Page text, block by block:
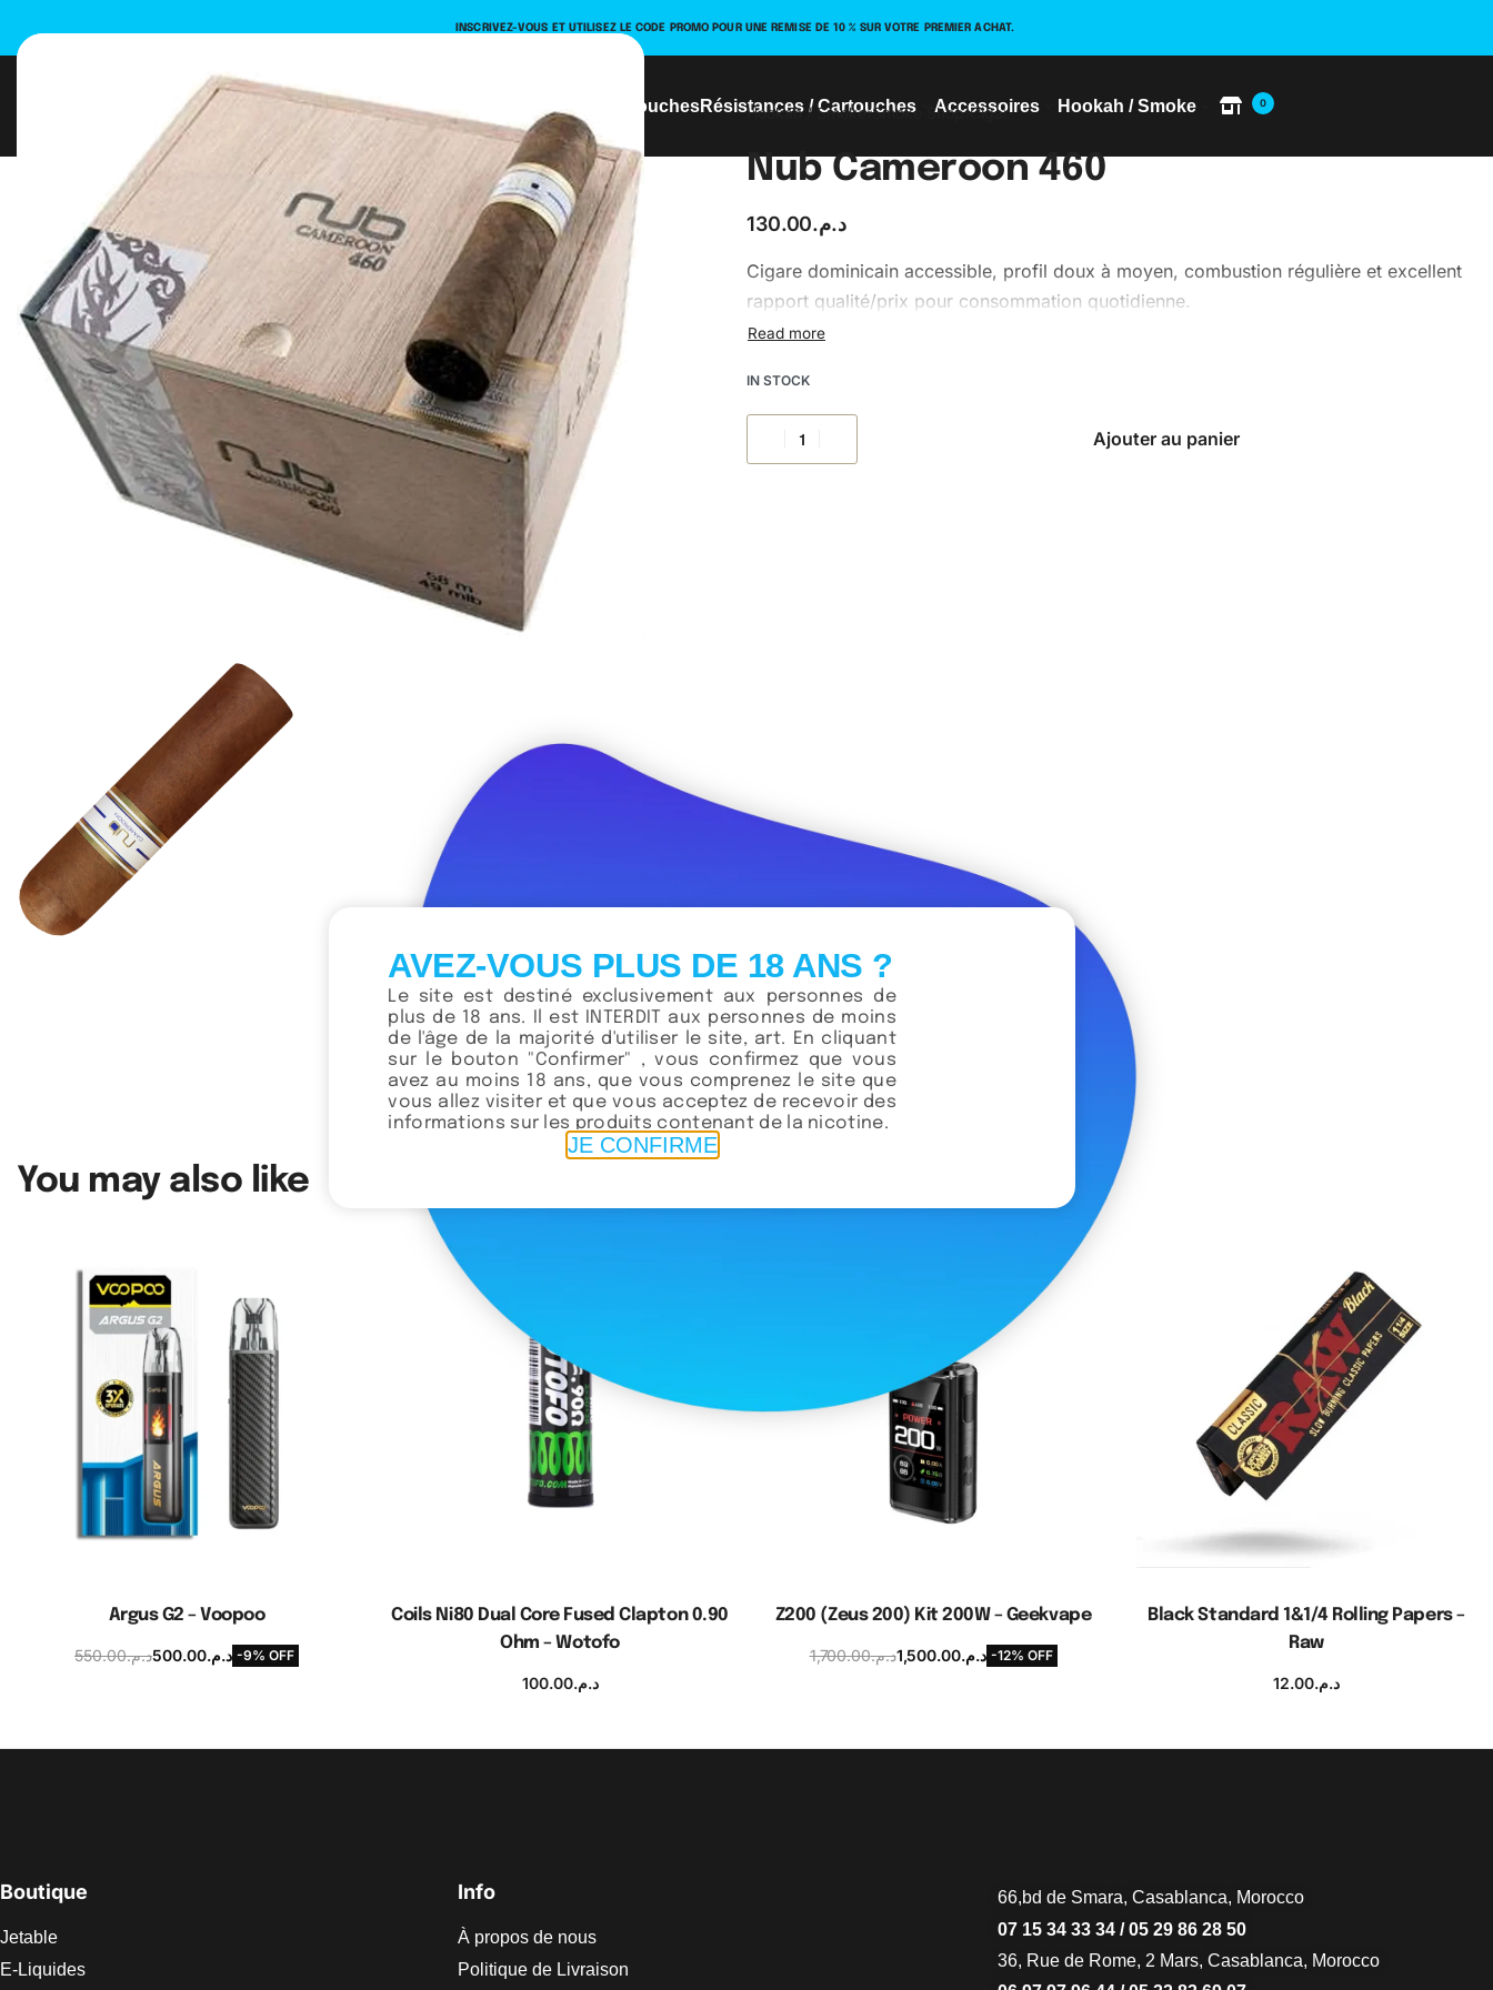
INSCRIVEZ-VOUS ET UTILISEZ LE CODE PROMO POUR UNE REMISE DE 10 % SUR VOTRE PREMIER ACHAT.
Jetable E-Liquides Nicotine PouchesRésistances / Cartouches Accessoires Hookah / Smoke 0
Hookah / Smoke›Smoke Shop›Cigar
Nub Cameroon 460
د.م.130.00
Cigare dominicain accessible, profil doux à moyen, combustion régulière et excellent
rapport qualité/prix pour consommation quotidienne.
IN STOCK
Ajouter au panier
You may also like
Argus G2 – Voopoo
د.م.550.00 د.م.500.00 -9% OFF
Coils Ni80 Dual Core Fused Clapton 0.90
Ohm – Wotofo
د.م.100.00
Z200 (Zeus 200) Kit 200W – Geekvape
د.م.1,700.00 د.م.1,500.00 -12% OFF
Black Standard 1&1/4 Rolling Papers –
Raw
د.م.12.00
Boutique
Jetable
E-Liquides
Info
À propos de nous
Politique de Livraison
66,bd de Smara, Casablanca, Morocco
07 15 34 33 34 / 05 29 86 28 50
36, Rue de Rome, 2 Mars, Casablanca, Morocco
AVEZ-VOUS PLUS DE 18 ANS ?
Le site est destiné exclusivement aux personnes de
plus de 18 ans. Il est INTERDIT aux personnes de moins
de l'âge de la majorité d'utiliser le site, art. En cliquant
sur le bouton "Confirmer" , vous confirmez que vous
avez au moins 18 ans, que vous comprenez le site que
vous allez visiter et que vous acceptez de recevoir des
informations sur les produits contenant de la nicotine.
JE CONFIRME